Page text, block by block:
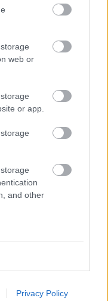
web or
or app.
and other
Privacy Policy
FELKÉSZÜLÉSI
másfél órával
elleni találkozó